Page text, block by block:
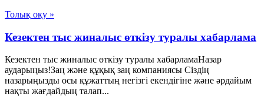
Толық оқу »
Кезектен тыс жиналыс өткізу туралы хабарлама
Кезектен тыс жиналыс өткізу туралы хабарламаНазар
аударыңыз!Заң және құқық заң компаниясы Сіздің
назарыңызды осы құжаттың негізгі екендігіне және әрдайым
нақты жағдайдың талап...